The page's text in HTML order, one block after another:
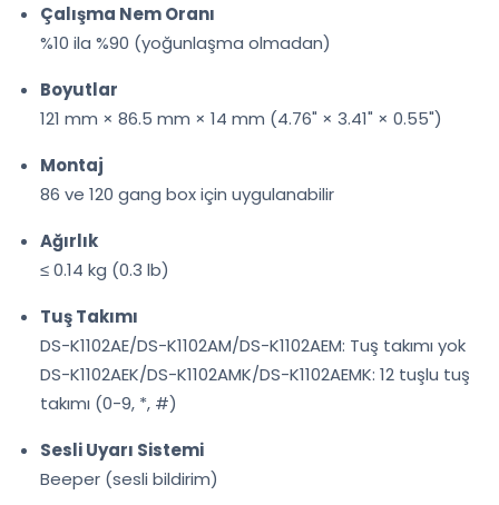
Çalışma Nem Oranı
%10 ila %90 (yoğunlaşma olmadan)
Boyutlar
121 mm × 86.5 mm × 14 mm (4.76" × 3.41" × 0.55")
Montaj
86 ve 120 gang box için uygulanabilir
Ağırlık
≤ 0.14 kg (0.3 lb)
Tuş Takımı
DS-K1102AE/DS-K1102AM/DS-K1102AEM: Tuş takımı yok
DS-K1102AEK/DS-K1102AMK/DS-K1102AEMK: 12 tuşlu tuş
takımı (0-9, *, #)
Sesli Uyarı Sistemi
Beeper (sesli bildirim)